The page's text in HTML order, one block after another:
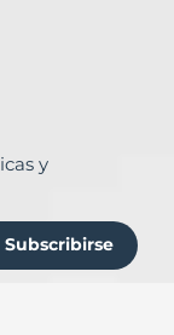
y
Subscribirse